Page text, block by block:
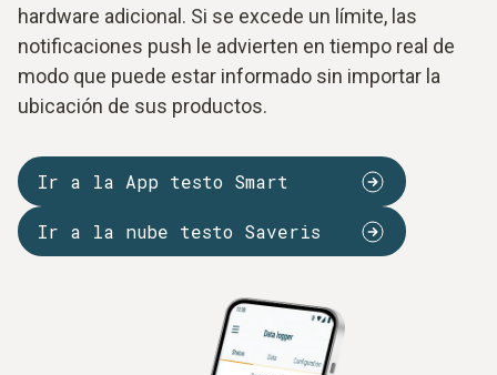
hardware adicional. Si se excede un límite, las
notificaciones push le advierten en tiempo real de
modo que puede estar informado sin importar la
ubicación de sus productos.
Ir a la App testo Smart
Ir a la nube testo Saveris